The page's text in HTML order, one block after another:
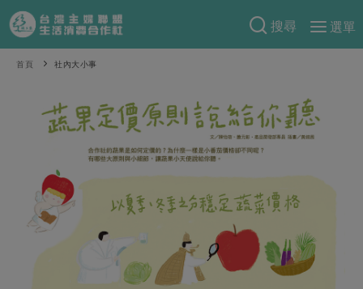
搜尋
選單
產品分類
一籃菜 當令水果
蕈菇類
辛香料類
奶蛋豆・五穀
乳製品
麵食
肉食
海鮮
特別企畫
預購活動
把最好的台灣味帶回家！
防災用品預購圓滿結束
2026年端午節預購圓滿結束
綠主張
觀點文章
主婦食堂 一籃菜真心話
合作聯合國
關於合作社
首頁 社內大小事